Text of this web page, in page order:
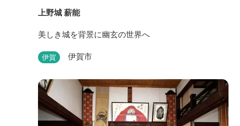
上野城 薪能
美しき城を背景に幽玄の世界へ
伊賀 伊賀市